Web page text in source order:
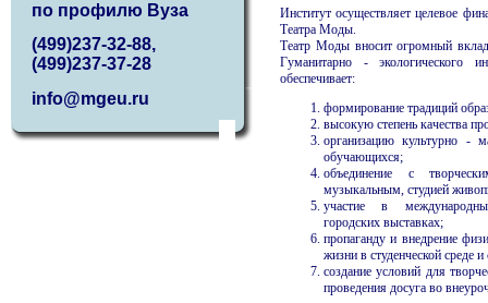
по профилю Вуза
(499)237-32-88,
(499)237-37-28
info@mgeu.ru
Институт осуществляет целевое
Театра Моды.
Театр Моды вносит огромный
Гуманитарно - экологического
обеспечивает:
формирование традиций
высокую степень качества
организацию культурно -
обучающихся;
объединение с
музыкальным, студией
участие в
городских выставках;
пропаганду и внедрение
жизни в студенческой среде
создание условий для
проведения досуга во